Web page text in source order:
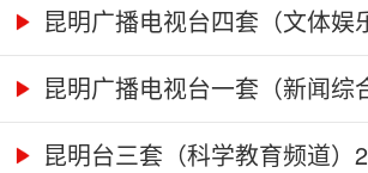
2... 昆明广播电视台四套（文体娱
2... 昆明广播电视台一套（新闻综
2... 昆明台三套（科学教育频道）